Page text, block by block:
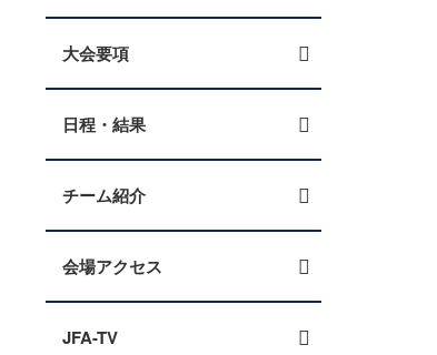
大会要項
日程・結果
チーム紹介
会場アクセス
JFA-TV